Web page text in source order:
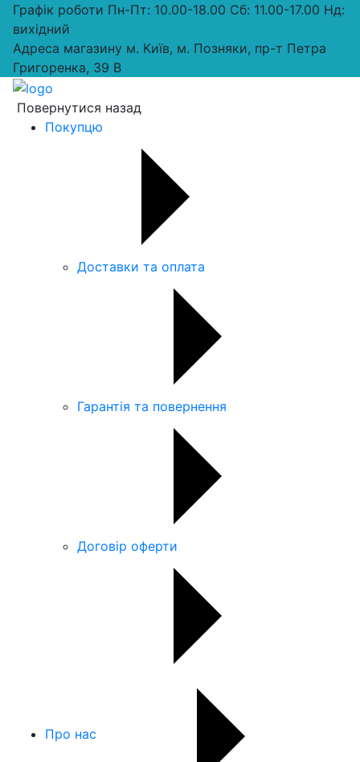
Графік роботи Пн-Пт: 10.00-18.00 Сб: 11.00-17.00 Нд:
вихiдний
Адреса магазину м. Київ, м. Позняки, пр-т Петра
Григоренка, 39 В
Повернутися назад
Покупцю
Доставки та оплата
Гарантія та повернення
Договір оферти
Про нас